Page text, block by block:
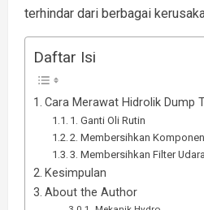
terhindar dari berbagai
Daftar Isi
Cara Merawat Hidrolik Dump
1. Ganti Oli Rutin
2. Membersihkan
3. Membersihkan Filter Udara
Kesimpulan
About the Author